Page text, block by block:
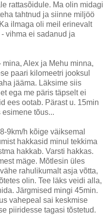
rattasõidule. Ma olin midagi
tahtnud ja siinne miljöö
ilmaga oli meil erinevalt
vihma ei sadanud ja
Alex ja Mehu minna,
paari kilomeetri jooksul
jääma. Läksime siis
ega me päris täpselt ei
ees ootab. Pärast u. 15min
tõus...
9km/h kõige väiksemal
hakkasid minul tekkima
hakkab. Varsti hakkas.
mäge. Mõtlesin üles
rahulikumalt asja võtta,
olin. Tee läks veidi alla,
Järgmised mingi 45min.
vahepeal sai keskmise
piiridesse tagasi tõstetud.